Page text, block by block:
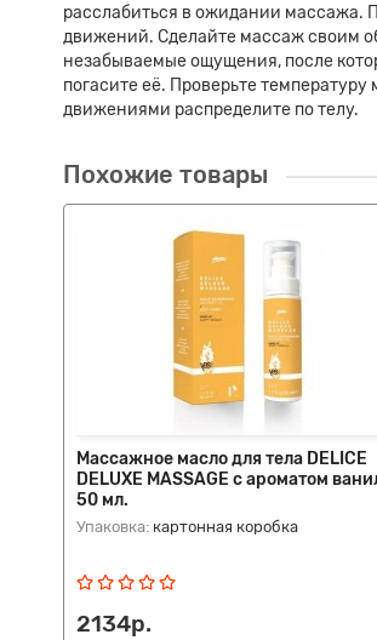
расслабиться в ожидании массажа.
движений. Сделайте массаж своим
незабываемые ощущения, после
погасите её. Проверьте
движениями распределите по телу.
Похожие товары
Массажное масло для тела DELICE
DELUXE MASSAGE с ароматом
50 мл.
Упаковка: картонная коробка
2134р.